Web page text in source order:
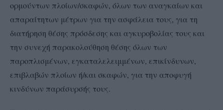
ορμούντων πλοίων/σκαφών, όλων των αναγκαίων και
απαραίτητων μέτρων για την ασφάλεια τους, για τη
διατήρηση θέσης πρόσδεσης και αγκυροβολίας τους και
την συνεχή παρακολούθηση θέσης όλων των
παροπλισμένων, εγκαταλελειμμένων, επικίνδυνων,
επιβλαβών πλοίων ή/και σκαφών, για την αποφυγή
κινδύνων παράσυρσής τους.